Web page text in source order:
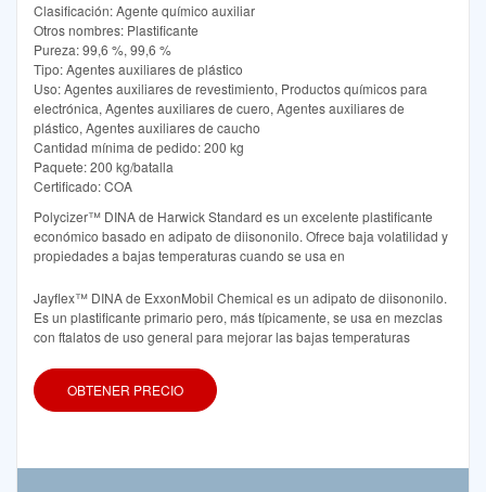
Clasificación: Agente químico auxiliar
Otros nombres: Plastificante
Pureza: 99,6 %, 99,6 %
Tipo: Agentes auxiliares de plástico
Uso: Agentes auxiliares de revestimiento, Productos químicos para
electrónica, Agentes auxiliares de cuero, Agentes auxiliares de
plástico, Agentes auxiliares de caucho
Cantidad mínima de pedido: 200 kg
Paquete: 200 kg/batalla
Certificado: COA
Polycizer™ DINA de Harwick Standard es un excelente plastificante
económico basado en adipato de diisononilo. Ofrece baja volatilidad y
propiedades a bajas temperaturas cuando se usa en
Jayflex™ DINA de ExxonMobil Chemical es un adipato de diisononilo.
Es un plastificante primario pero, más típicamente, se usa en mezclas
con ftalatos de uso general para mejorar las bajas temperaturas
OBTENER PRECIO